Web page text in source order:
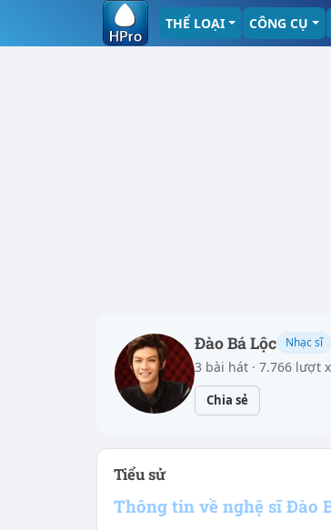
THỂ LOẠI CÔNG CỤ
Đào Bá Lộc Nhạc sĩ
3 bài hát · 7.766 lượt
Chia sẻ
Tiểu sử
Thông tin về nghệ sĩ Đào